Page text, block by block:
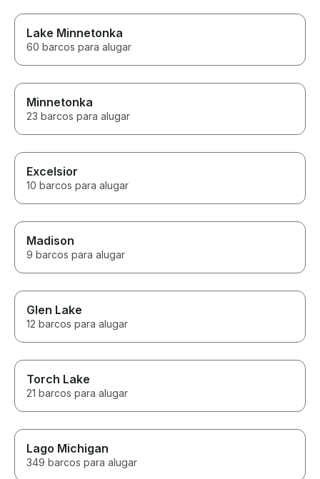
Lake Minnetonka
60 barcos para alugar
Minnetonka
23 barcos para alugar
Excelsior
10 barcos para alugar
Madison
9 barcos para alugar
Glen Lake
12 barcos para alugar
Torch Lake
21 barcos para alugar
Lago Michigan
349 barcos para alugar